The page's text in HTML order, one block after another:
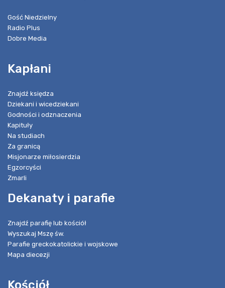
Gość Niedzielny
Radio Plus
Dobre Media
Kapłani
Znajdź księdza
Dziekani i wicedziekani
Godności i odznaczenia
Kapituły
Na studiach
Za granicą
Misjonarze miłosierdzia
Egzorcyści
Zmarli
Dekanaty i parafie
Znajdź parafię lub kościół
Wyszukaj Mszę św.
Parafie greckokatolickie i wojskowe
Mapa diecezji
Kościół